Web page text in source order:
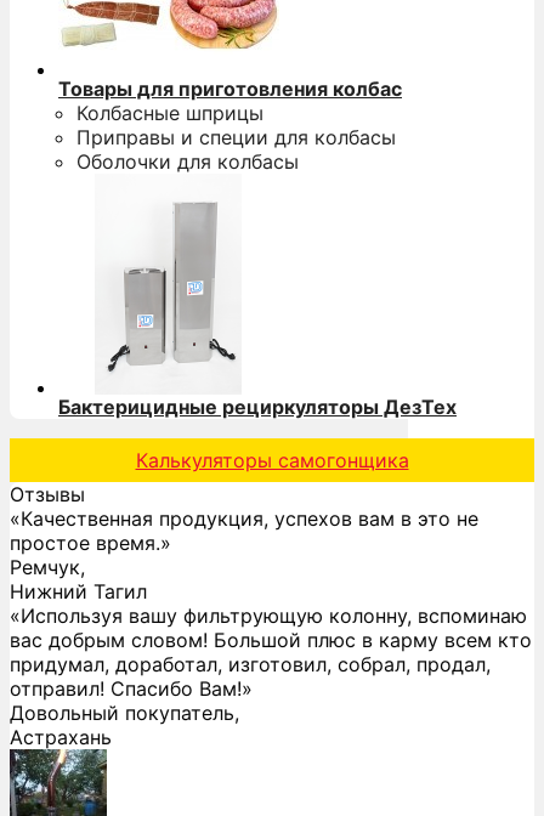
Товары для приготовления колбас
Колбасные шприцы
Приправы и специи для колбасы
Оболочки для колбасы
Бактерицидные рециркуляторы ДезТех
Калькуляторы самогонщика
Отзывы
«Качественная продукция, успехов вам в это не
простое время.»
Ремчук,
Нижний Тагил
«Используя вашу фильтрующую колонну, вспоминаю
вас добрым словом! Большой плюс в карму всем кто
придумал, доработал, изготовил, собрал, продал,
отправил! Спасибо Вам!»
Довольный покупатель,
Астрахань